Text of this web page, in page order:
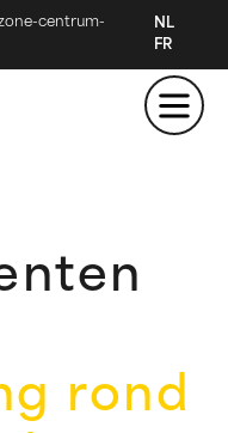
centrum-
NL
FR
rond